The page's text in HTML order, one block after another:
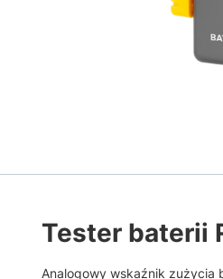
Tester baterii
Analogowy wskaźnik zużycia